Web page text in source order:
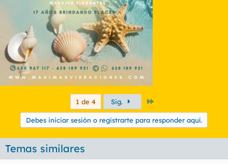
1 de 4 Sig.
Debes iniciar sesión o registrarte para responder aquí.
Temas similares